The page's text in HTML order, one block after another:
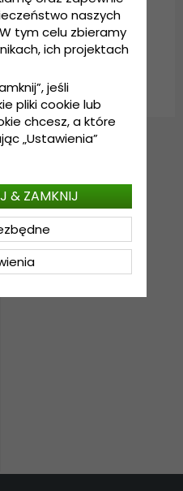
naszych
tym celu zbieramy
ich projektach
jeśli
pliki cookie lub
chcesz, a które
„Ustawienia”
& ZAMKNIJ